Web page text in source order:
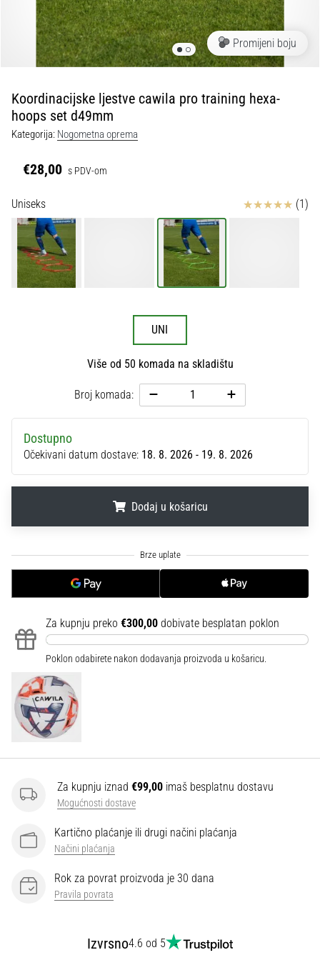
obradu
sportske
opreme
1. 7. 2025
•
1 min. čitanja
Play
for
More
Victories
Pripremi
se
za
ženski
PUMA.
Budi
dio
sve
članke
Promijeni boju
Koordinacijske ljestve cawila pro training hexa-
hoops set d49mm
Kategorija: Nogometna oprema
€28,00 s PDV-om
Uniseks Ocjena proizvoda
(1)
UNI
Više od 50 komada na skladištu
Broj komada:
Dostupno
Očekivani datum dostave: 18. 8. 2026 - 19. 8. 2026
Dodaj u košaricu
Za kupnju preko €300,00 dobivate besplatan poklon
Poklon odabirete nakon dodavanja proizvoda u košaricu.
Za kupnju iznad €99,00 imaš besplatnu dostavu
Mogućnosti dostave
Kartično plaćanje ili drugi načini plaćanja
Načini plaćanja
Rok za povrat proizvoda je 30 dana
Pravila povrata
Izvrsno4.6 od 5